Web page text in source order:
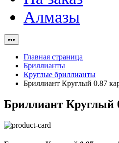
Алмазы
•••
Главная страница
Бриллианты
Круглые бриллианты
Бриллиант Круглый 0.87
Бриллиант Круглый